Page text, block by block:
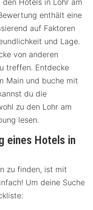
Hotels in Lohr am
enthält eine
auf Faktoren
und Lage.
von anderen
treffen. Entdecke
Main und buche mit
du die
zu den Lohr am
lesen.
eines Hotels in
zu finden, ist mit
Um deine Suche